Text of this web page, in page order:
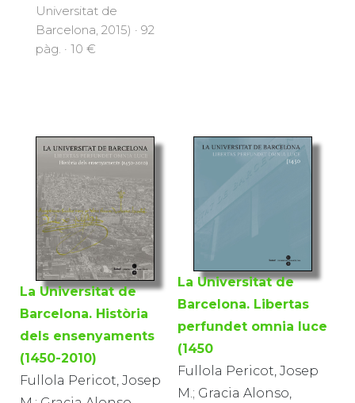
Universitat de
Barcelona, 2015) · 92
pàg. · 10 €
La Universitat de
Barcelona. Història
dels ensenyaments
(1450-2010)
Fullola Pericot, Josep
La Universitat de
Barcelona. Libertas
perfundet omnia luce
(1450
Fullola Pericot, Josep
M.; Gracia Alonso,